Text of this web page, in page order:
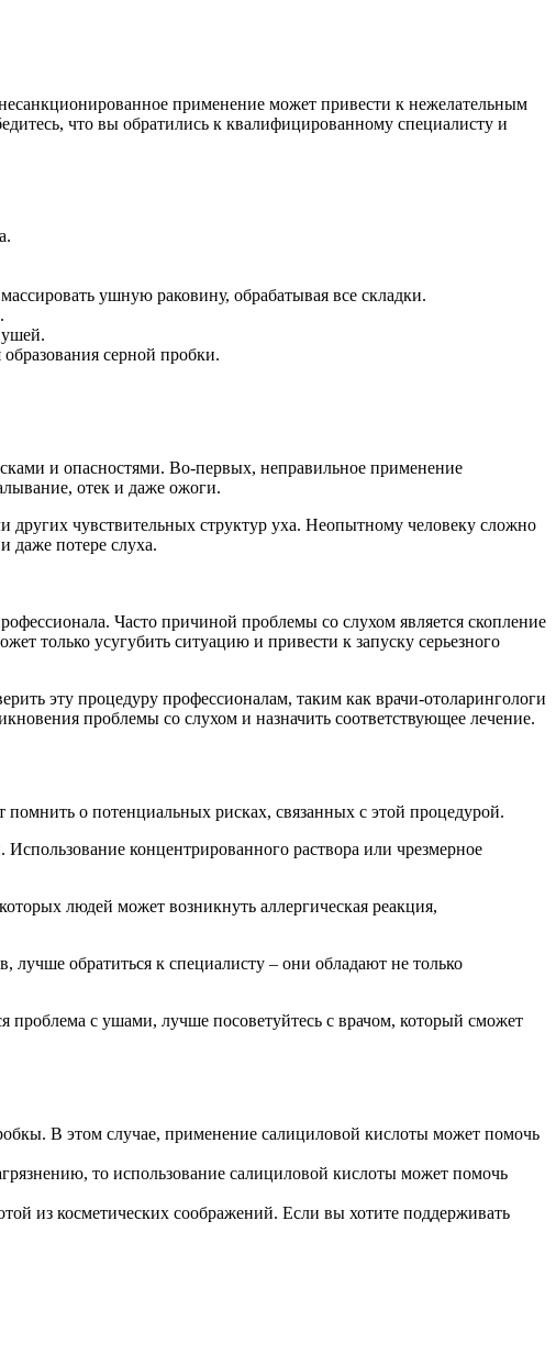
применение может привести к нежелательным
что вы обратились к квалифицированному специалисту и
ушную раковину, обрабатывая все складки.
ушей.
серной пробки.
и опасностями. Во-первых, неправильное применение
отек и даже ожоги.
чувствительных структур уха. Неопытному человеку сложно
даже потере слуха.
Часто причиной проблемы со слухом является скопление
только усугубить ситуацию и привести к запуску серьезного
эту процедуру профессионалам, таким как врачи-отоларингологи
проблемы со слухом и назначить соответствующее лечение.
о потенциальных рисках, связанных с этой процедурой.
концентрированного раствора или чрезмерное
людей может возникнуть аллергическая реакция,
обратиться к специалисту – они обладают не только
проблема с ушами, лучше посоветуйтесь с врачом, который сможет
В этом случае, применение салициловой кислоты может помочь
то использование салициловой кислоты может помочь
из косметических соображений. Если вы хотите поддерживать